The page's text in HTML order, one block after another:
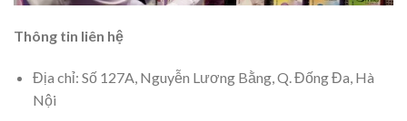
Thông tin liên hệ
Địa chỉ: Số 127A, Nguyễn Lương Bằng, Q. Đống Đa, Hà
Nội